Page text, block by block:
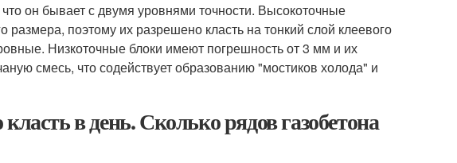
что он бывает с двумя уровнями точности. Высокоточные
размера, поэтому их разрешено класть на тонкий слой клеевого
Низкоточные блоки имеют погрешность от 3 мм и их
смесь, что содействует образованию "мостиков холода" и
в день. Сколько рядов газобетона